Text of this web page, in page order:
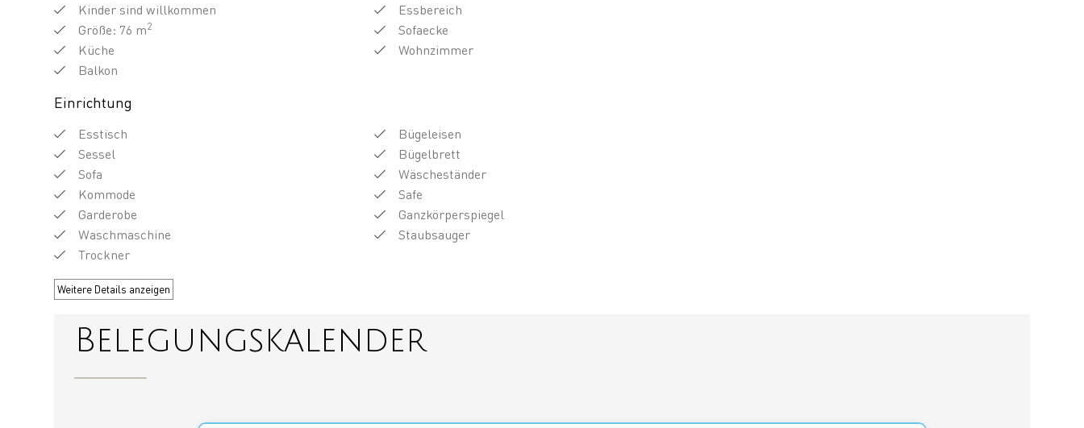
Kinder sind willkommen
Größe: 76 m2
Küche
Balkon
Essbereich
Sofaecke
Wohnzimmer
Einrichtung
Esstisch
Sessel
Sofa
Kommode
Garderobe
Waschmaschine
Trockner
Bügeleisen
Bügelbrett
Wäscheständer
Safe
Ganzkörperspiegel
Staubsauger
Weitere Details anzeigen
Belegungskalender